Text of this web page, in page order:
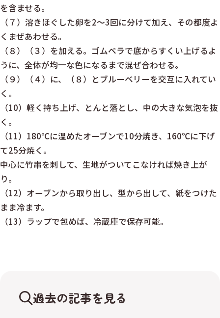
を含ませる。
（７）溶きほぐした卵を2〜3回に分けて加え、その都度よ
くまぜあわせる。
（８）（３）を加える。ゴムベラで底からすくい上げるよ
うに、全体が均一な色になるまで混ぜ合わせる。
（９）（４）に、（８）とブルーベリーを交互に入れてい
く。
（10）軽く持ち上げ、とんと落とし、中の大きな気泡を抜
く。
（11）180℃に温めたオーブンで10分焼き、160℃に下げ
て25分焼く。
中心に竹串を刺して、生地がついてこなければ焼き上が
り。
（12）オーブンから取り出し、型から出して、紙をつけた
まま冷ます。
（13）ラップで包めば、冷蔵庫で保存可能。
過去の記事を見る